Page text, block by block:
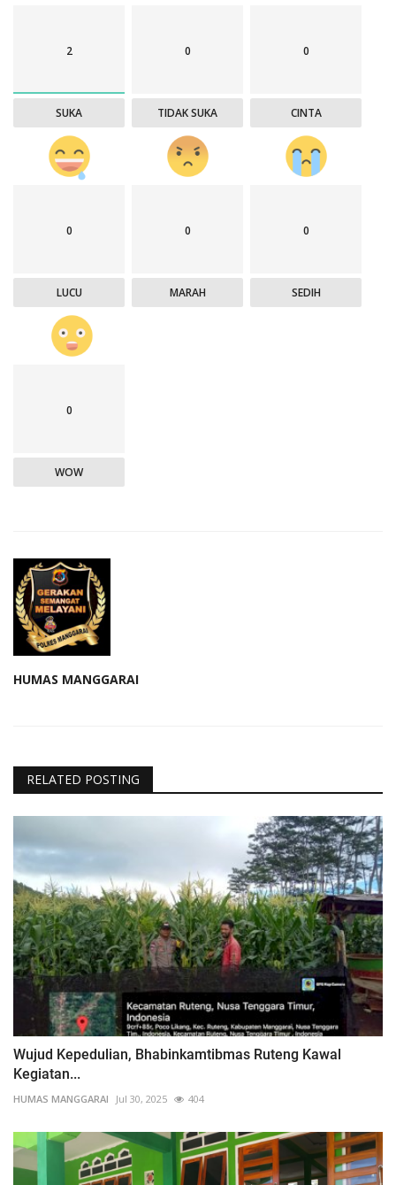
2
SUKA
0
TIDAK SUKA
0
CINTA
0
LUCU
0
MARAH
0
SEDIH
0
WOW
HUMAS MANGGARAI
RELATED POSTING
Wujud Kepedulian, Bhabinkamtibmas Ruteng Kawal
Kegiatan...
HUMAS MANGGARAI Jul 30, 2025 404